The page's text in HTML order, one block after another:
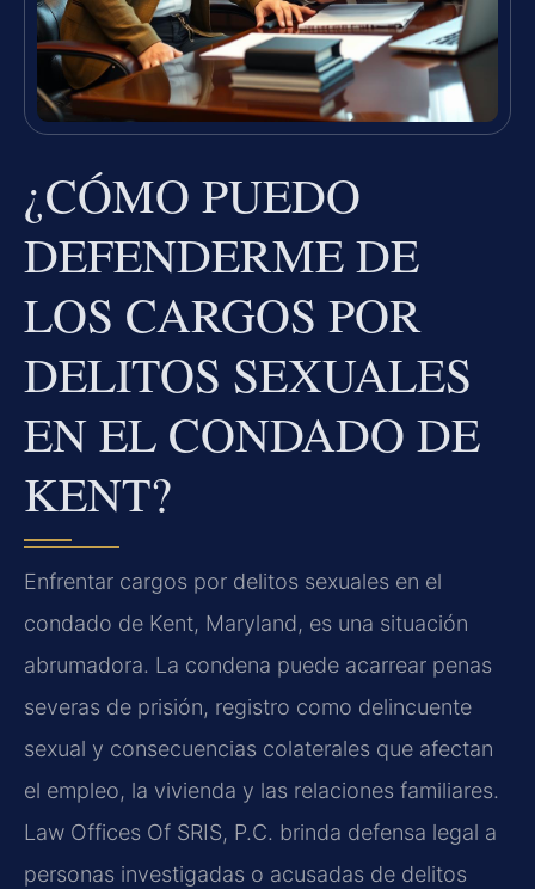
¿CÓMO PUEDO
DEFENDERME DE
LOS CARGOS POR
DELITOS SEXUALES
EN EL CONDADO DE
KENT?
Enfrentar cargos por delitos sexuales en el
condado de Kent, Maryland, es una situación
abrumadora. La condena puede acarrear penas
severas de prisión, registro como delincuente
sexual y consecuencias colaterales que afectan
el empleo, la vivienda y las relaciones familiares.
Law Offices Of SRIS, P.C. brinda defensa legal a
personas investigadas o acusadas de delitos